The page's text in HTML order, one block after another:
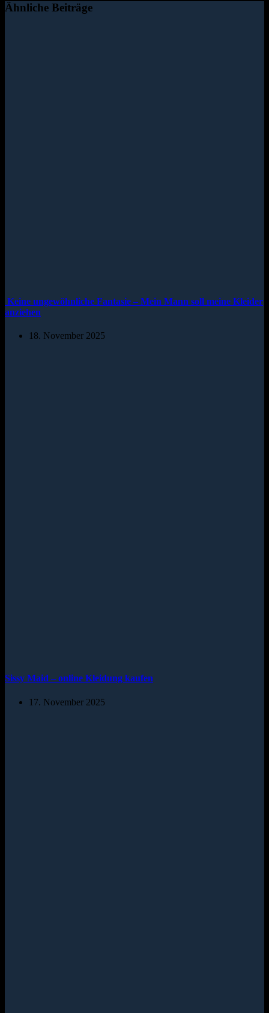
Ähnliche Beiträge
Keine ungewöhnliche Fantasie – Mein Mann soll meine Kleider
anziehen
18. November 2025
Sissy Maid – online Kleidung kaufen
17. November 2025